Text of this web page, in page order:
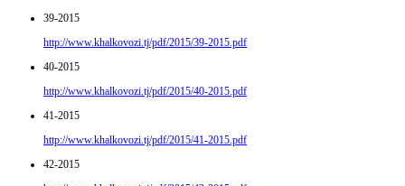
39-2015
http://www.khalkovozi.tj/pdf/2015/39-2015.pdf
40-2015
http://www.khalkovozi.tj/pdf/2015/40-2015.pdf
41-2015
http://www.khalkovozi.tj/pdf/2015/41-2015.pdf
42-2015